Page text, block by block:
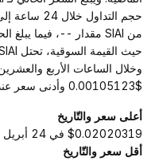
$0.00105123 وأدنى سعر عند $0.00099882.
أعلى سعر والتّاريخ
$0.02020319 في 24 أبريل 2026
أقل سعر والتّاريخ